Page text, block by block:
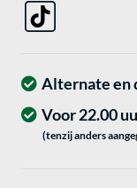
Alternate en
Voor 22.00
(tenzij anders